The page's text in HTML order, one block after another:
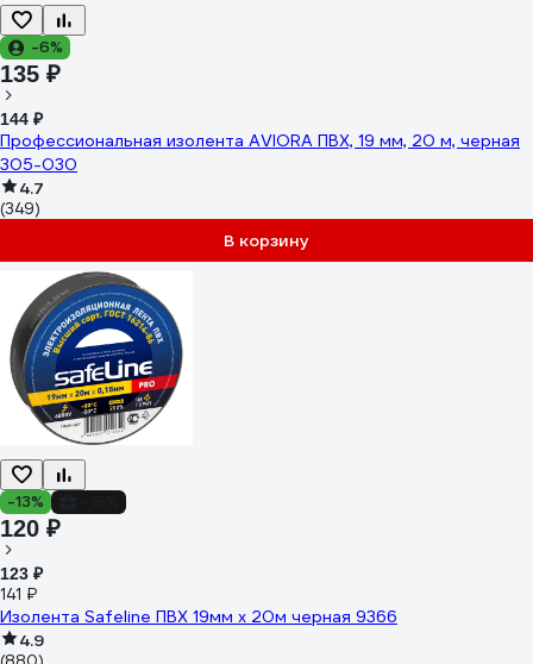
-6%
135 ₽
144 ₽
Профессиональная изолента AVIORA ПВХ, 19 мм, 20 м, черная
305-030
4.7
(349)
В корзину
-13%
120 ₽
123 ₽
141 ₽
Изолента Safeline ПВХ 19мм х 20м черная 9366
4.9